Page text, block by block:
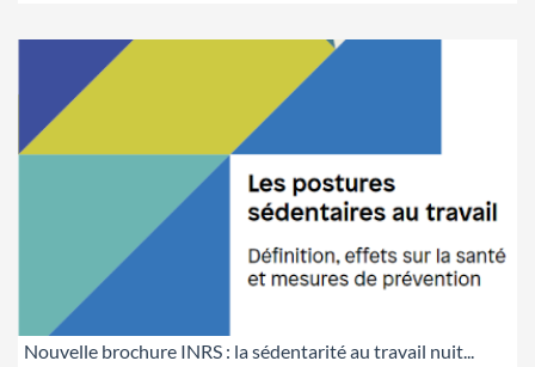
Nouvelle brochure INRS : la sédentarité au travail nuit...